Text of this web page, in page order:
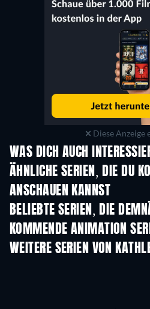
Diese Anzeige
WAS DICH AUCH
Serie
ÄHNLICHE SERIEN, DIE DU
ANSCHAUEN KANNST
Serie
BELIEBTE SERIEN, DIE
Serie
KOMMENDE ANIMATION
Staffel 1
WEITERE SERIEN VON
Serie